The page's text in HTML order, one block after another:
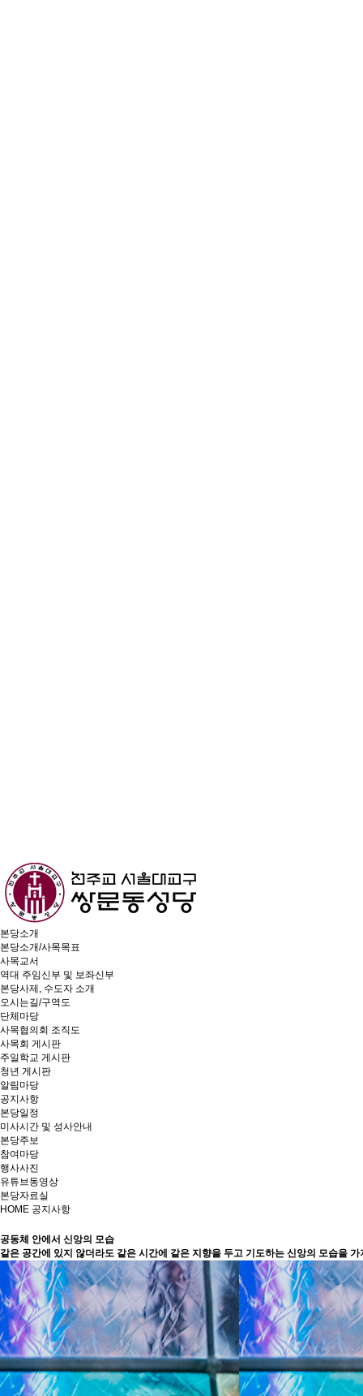
본당소개
본당소개/사목목표
사목교서
역대 주임신부 및 보좌신부
본당사제, 수도자 소개
오시는길/구역도
단체마당
사목협의회 조직도
사목회 게시판
주일학교 게시판
청년 게시판
알림마당
공지사항
본당일정
미사시간 및 성사안내
본당주보
참여마당
행사사진
유튜브동영상
본당자료실
HOME 공지사항
공동체 안에서 신앙의 모습
같은 공간에 있지 않더라도 같은 시간에 같은 지향을 두고 기도하는 신앙의 모습을 가